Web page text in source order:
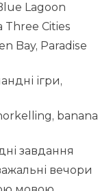
Lagoon
Three Cities
Bay, Paradise
ігри,
banana
завдання
вечори